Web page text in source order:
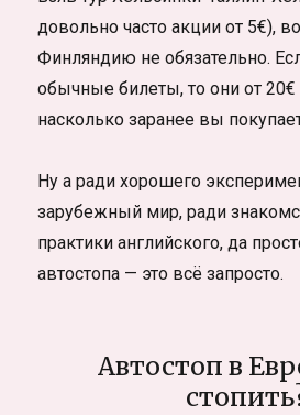
довольно часто акции от 5€),
Финляндию не обязательно.
обычные билеты, то они от 20€
насколько заранее вы
Ну а ради хорошего
зарубежный мир, ради
практики английского, да
автостопа — это всё запросто.
Автостоп в